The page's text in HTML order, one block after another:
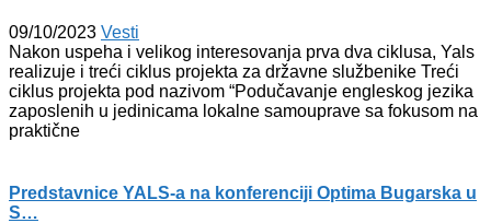
09/10/2023 Vesti
Nakon uspeha i velikog interesovanja prva dva ciklusa, Yals
realizuje i treći ciklus projekta za državne službenike Treći
ciklus projekta pod nazivom “Podučavanje engleskog jezika
zaposlenih u jedinicama lokalne samouprave sa fokusom na
praktične
Predstavnice YALS-a na konferenciji Optima Bugarska u
S…